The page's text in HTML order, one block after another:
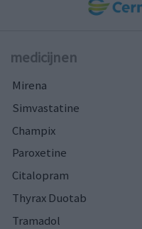
medicijnen
Mirena
Simvastatine
Champix
Paroxetine
Citalopram
Thyrax Duotab
Tramadol